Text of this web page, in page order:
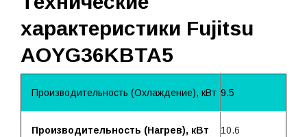
характеристики Fujitsu
AOYG36KBTA5
Производительность (Охлаждение), кВт 9.5
Производительность (Нагрев), кВт 10.6